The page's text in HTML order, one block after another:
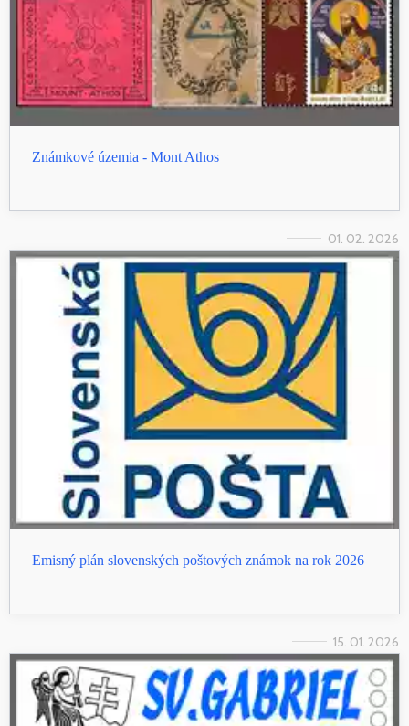
Známkové územia - Mont Athos
01. 02. 2026
Emisný plán slovenských poštových známok na rok 2026
15. 01. 2026